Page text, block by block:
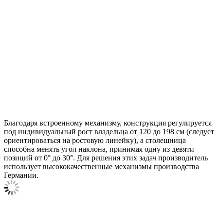
Благодаря встроенному механизму, конструкция регулируется
под индивидуальный рост владельца от 120 до 198 см (следует
ориентироваться на ростовую линейку), а столешница
способна менять угол наклона, принимая одну из девяти
позиций от 0° до 30°. Для решения этих задач производитель
использует высококачественные механизмы производства
Германии.